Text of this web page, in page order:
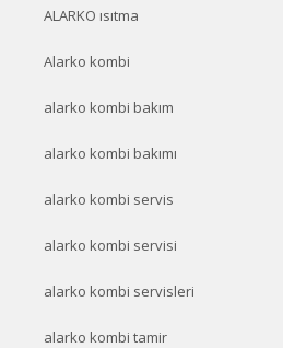
ALARKO ısıtma
Alarko kombi
alarko kombi bakım
alarko kombi bakımı
alarko kombi servis
alarko kombi servisi
alarko kombi servisleri
alarko kombi tamir